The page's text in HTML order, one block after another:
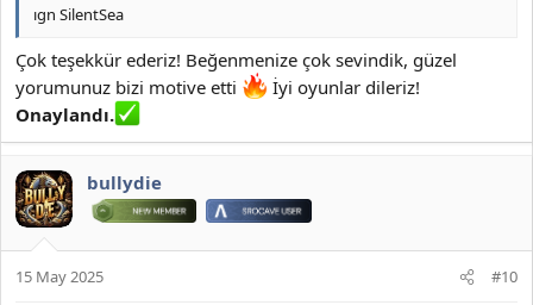
ıgn SilentSea
Çok teşekkür ederiz! Beğenmenize çok sevindik, güzel
yorumunuz bizi motive etti
İyi oyunlar dileriz!
Onaylandı.
bullydie
15 May 2025 #10